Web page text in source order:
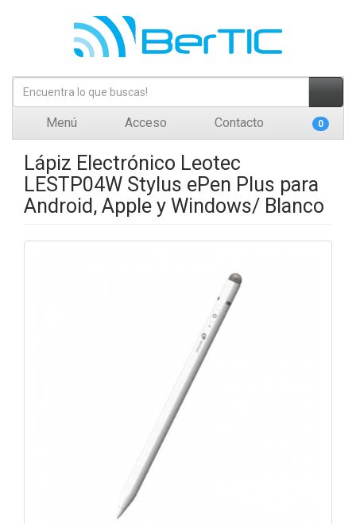
Menú Acceso Contacto 0
Lápiz Electrónico Leotec
LESTP04W Stylus ePen Plus para
Android, Apple y Windows/ Blanco